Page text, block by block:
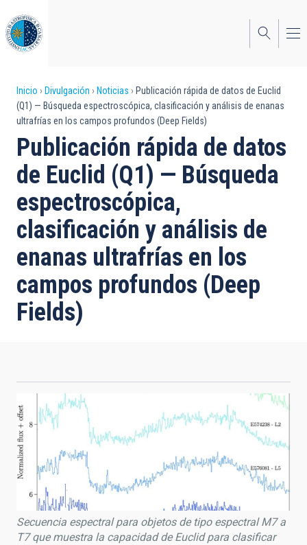
al
contenido
principal
Sobrescribir
enlaces
de
ayuda
a
la
navegación
Inicio Divulgación Noticias
Publicación rápida de datos de Euclid
(Q1) — Búsqueda espectroscópica, clasificación y análisis de enanas
ultrafrías en los campos profundos (Deep Fields)
Publicación rápida de datos
de Euclid (Q1) — Búsqueda
espectroscópica,
clasificación y análisis de
enanas ultrafrías en los
campos profundos (Deep
Fields)
Secuencia espectral para objetos de tipo espectral M7 a
T7 que muestra la capacidad de Euclid para clasificar